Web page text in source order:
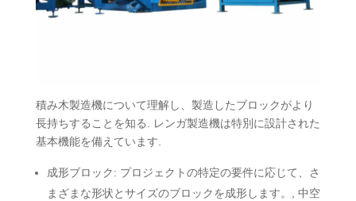
積み木製造機について理解し、製造したブロックがより
長持ちすることを知る. レンガ製造機は特別に設計された
基本機能を備えています.
成形ブロック: プロジェクトの特定の要件に応じて、さ
まざまな形状とサイズのブロックを成形します。, 中空